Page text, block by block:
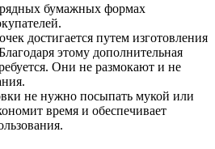
бумажных формах
достигается путем изготовления
этому дополнительная
Они не размокают и не
не нужно посыпать мукой или
время и обеспечивает